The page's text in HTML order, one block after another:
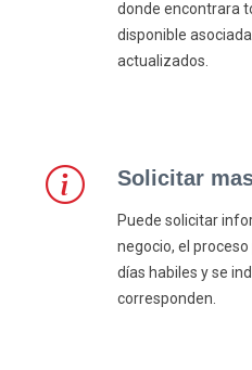
donde encontrara
disponible
actualizados.
Solicitar
Puede solicitar
negocio, el
días habiles y se
corresponden.